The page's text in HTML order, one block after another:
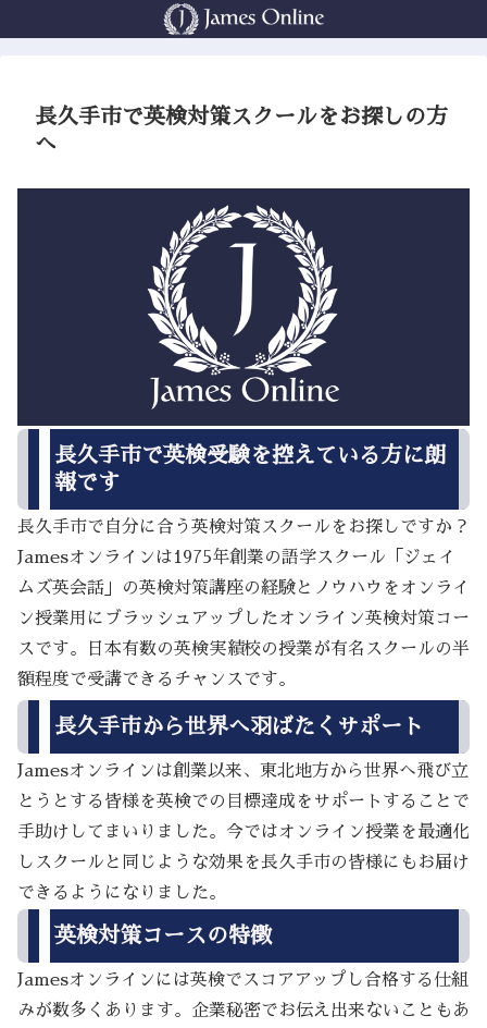
長久手市で英検対策スクールをお探しの方
へ
長久手市で英検受験を控えている方に朗
報です
長久手市で自分に合う英検対策スクールをお探しですか？
Jamesオンラインは1975年創業の語学スクール「ジェイ
ムズ英会話」の英検対策講座の経験とノウハウをオンライ
ン授業用にブラッシュアップしたオンライン英検対策コー
スです。日本有数の英検実績校の授業が有名スクールの半
額程度で受講できるチャンスです。
長久手市から世界へ羽ばたくサポート
Jamesオンラインは創業以来、東北地方から世界へ飛び立
とうとする皆様を英検での目標達成をサポートすることで
手助けしてまいりました。今ではオンライン授業を最適化
しスクールと同じような効果を長久手市の皆様にもお届け
できるようになりました。
英検対策コースの特徴
Jamesオンラインには英検でスコアアップし合格する仕組
みが数多くあります。企業秘密でお伝え出来ないこともあ